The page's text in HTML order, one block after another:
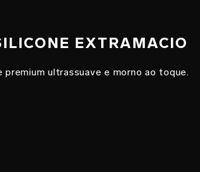
EXTRAMACIO
premium ultrassuave e morno ao toque.